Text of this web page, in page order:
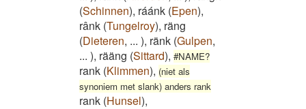
(Schinnen), ráánk (Epen),
rânk (Tungelroy), räng
(Dieteren, ... ), ränk (Gulpen,
... ), rääng (Sittard), #NAME?
rank (Klimmen), (niet als
synoniem met slank) anders rank
rank (Hunsel),